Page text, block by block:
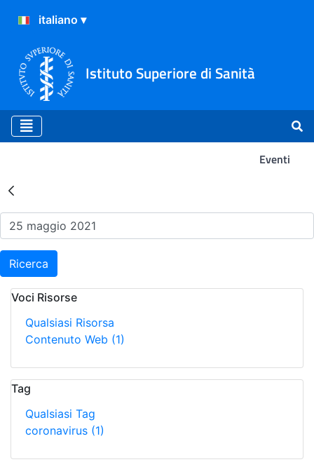
Istituto Superiore di Sanità
Eventi
Risultati della Ricerca -
Ricerca
Voci Risorse
Qualsiasi Risorsa
Contenuto Web (1)
Tag
Qualsiasi Tag
coronavirus (1)